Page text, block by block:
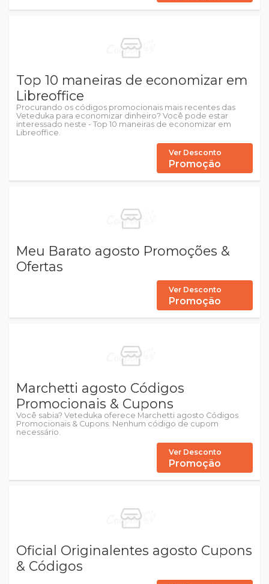
Top 10 maneiras de economizar em
Libreoffice
Procurando os códigos promocionais mais recentes das
Veteduka para economizar dinheiro? Você pode estar
interessado neste - Top 10 maneiras de economizar em
Libreoffice.
Ver Desconto
Promoção
Meu Barato agosto Promoções &
Ofertas
Ver Desconto
Promoção
Marchetti agosto Códigos
Promocionais & Cupons
Você sabia? Veteduka oferece Marchetti agosto Códigos
Promocionais & Cupons. Nenhum código de cupom
necessário.
Ver Desconto
Promoção
Oficial Originalentes agosto Cupons
& Códigos